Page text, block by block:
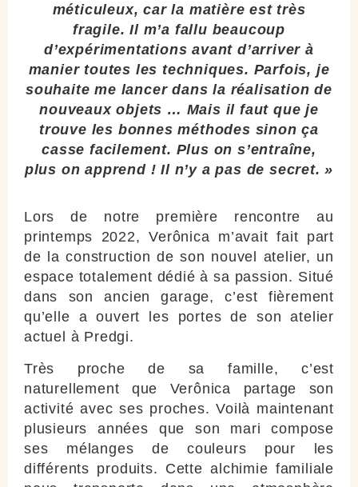
méticuleux, car la matière est très
fragile. Il m’a fallu beaucoup
d’expérimentations avant d’arriver à
manier toutes les techniques. Parfois, je
souhaite me lancer dans la réalisation de
nouveaux objets … Mais il faut que je
trouve les bonnes méthodes sinon ça
casse facilement. Plus on s’entraîne,
plus on apprend ! Il n’y a pas de secret. »
Lors de notre première rencontre au
printemps 2022, Verônica m’avait fait part
de la construction de son nouvel atelier, un
espace totalement dédié à sa passion. Situé
dans son ancien garage, c’est fièrement
qu’elle a ouvert les portes de son atelier
actuel à Predgi.
Très proche de sa famille, c’est
naturellement que Verônica partage son
activité avec ses proches. Voilà maintenant
plusieurs années que son mari compose
ses mélanges de couleurs pour les
différents produits. Cette alchimie familiale